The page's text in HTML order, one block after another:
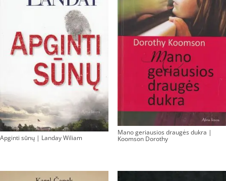
Apginti sūnų | Landay Wiliam
Mano geriausios draugės dukra |
Koomson Dorothy